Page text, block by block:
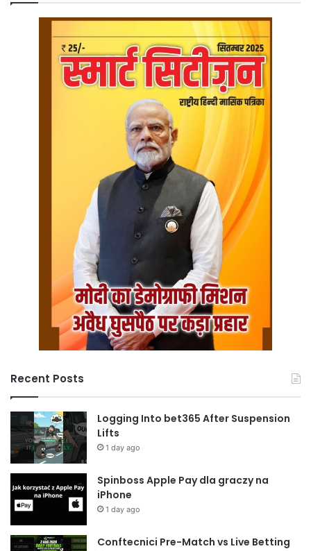
Recent Posts
Logging Into bet365 After Suspension
Lifts
1 day ago
Spinboss Apple Pay dla graczy na
iPhone
1 day ago
Conftecnici Pre-Match vs Live Betting